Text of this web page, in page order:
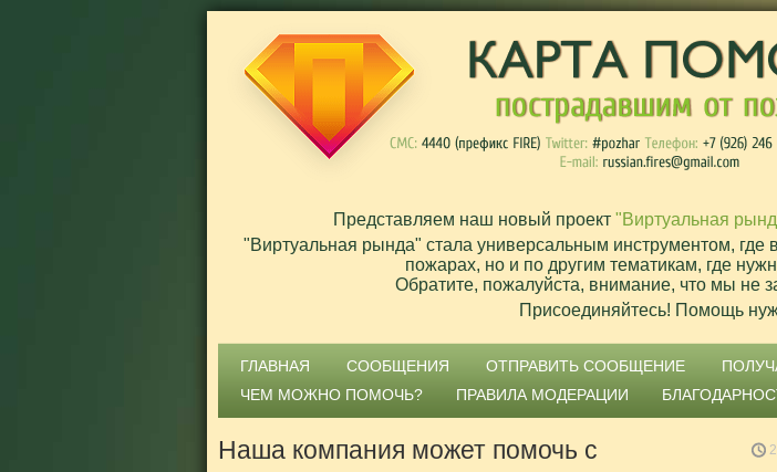
Представляем наш новый проект "Виртуальная
"Виртуальная рында" стала универсальным инструментом,
пожарах, но и по другим тематикам, где
Обратите, пожалуйста, внимание, что мы не
Присоединяйтесь! Помощь
ГЛАВНАЯ СООБЩЕНИЯ ОТПРАВИТЬ СООБЩЕНИЕ
ЧЕМ МОЖНО ПОМОЧЬ?
ПРАВИЛА МОДЕРАЦИИ
Наша компания может помочь с